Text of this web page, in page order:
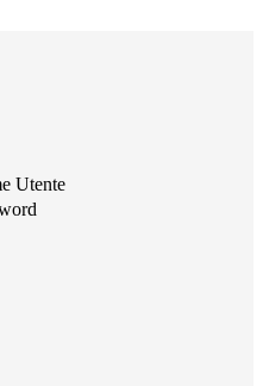
Utente